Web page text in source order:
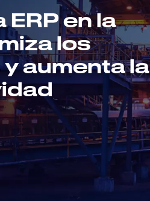
ERP en la
los
aumenta la